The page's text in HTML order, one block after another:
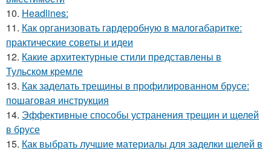
10. Headlines:
11. Как организовать гардеробную в малогабаритке:
практические советы и идеи
12. Какие архитектурные стили представлены в
Тульском кремле
13. Как заделать трещины в профилированном брусе:
пошаговая инструкция
14. Эффективные способы устранения трещин и щелей
в брусе
15. Как выбрать лучшие материалы для заделки щелей в